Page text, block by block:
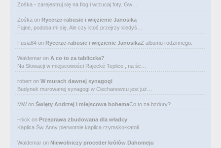
Zośka - zarejestruj się na flog i wrzucaj foty. Gw…
Zośka on Rycerze-rabusie i więzienie Janosika
Fajne, podoba mi się. Ale czy ktoś przejrzy kiedyś…
Fusia84 on Rycerze-rabusie i więzienie JanosikaZ albumu rodzinnego.
Waldemar on A co to za tabliczka?
Na Słowacji w miejscowości Rajecké Teplice , na śc…
robert on W murach dawnej synagogi
Budynek murowanej synagogi w Ciechanowcu jest już…
MW on Święty Andrzej i miejscowa bohemaCo to za bzdury?
~nick on Przeprawa zbudowana dla władcy
Kaplica Św. Anny pierwotnie kaplica rzymsko-katoli…
Waldemar on Niewolniczy proceder królów Dahomeju